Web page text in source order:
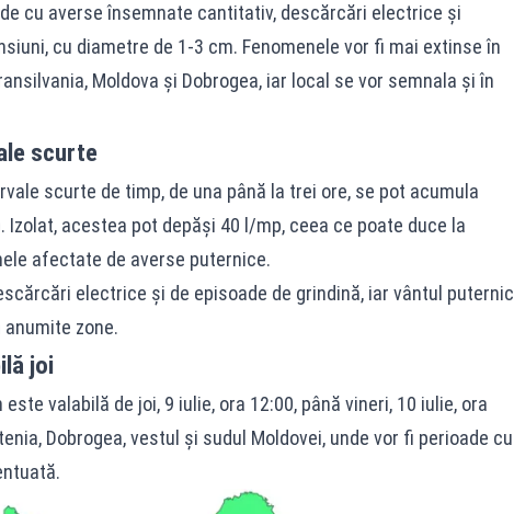
cu averse însemnate cantitativ, descărcări electrice și
cu diametre de 1-3 cm. Fenomenele vor fi mai extinse în
Moldova și Dobrogea, iar local se vor semnala și în
scurte
scurte de timp, de una până la trei ore, se pot acumula
acestea pot depăși 40 l/mp, ceea ce poate duce la
afectate de averse puternice.
electrice și de episoade de grindină, iar vântul puternic
zone.
joi
valabilă de joi, 9 iulie, ora 12:00, până vineri, 10 iulie, ora
Dobrogea, vestul și sudul Moldovei, unde vor fi perioade cu